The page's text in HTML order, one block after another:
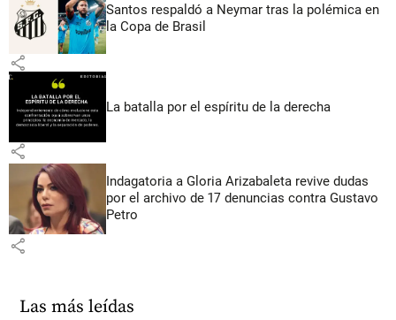
Santos respaldó a Neymar tras la polémica en
la Copa de Brasil
share
La batalla por el espíritu de la derecha
share
Indagatoria a Gloria Arizabaleta revive dudas
por el archivo de 17 denuncias contra Gustavo
Petro
share
Las más leídas